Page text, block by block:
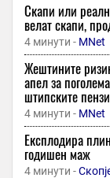
Скапи или
велат скапи,
4 минути - MNet
Жештините
апел за
штипските
4 минути - MNet
Експлодира
годишен маж
4 минути -